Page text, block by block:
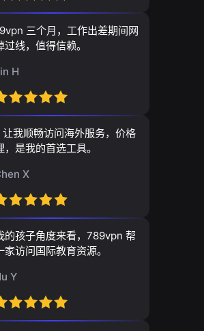
三个月，工作出差期间网
线，值得信赖。
H
我顺畅访问海外服务，价格
，是我的首选工具。
X
的孩子角度来看，789vpn 帮
家访问国际教育资源。
Y